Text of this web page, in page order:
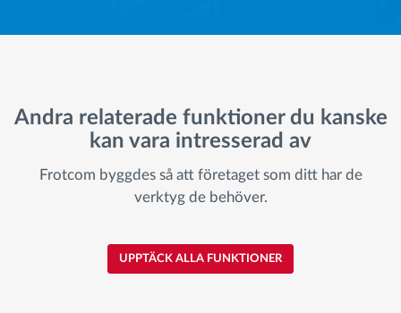
Andra relaterade funktioner du kanske
kan vara intresserad av
Frotcom byggdes så att företaget som ditt har de
verktyg de behöver.
UPPTÄCK ALLA FUNKTIONER